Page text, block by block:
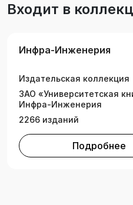
Входит в
Инфра-Инженерия
Издательская коллекция
ЗАО «Университетская
Инфра-Инженерия
2266 изданий
Подробнее